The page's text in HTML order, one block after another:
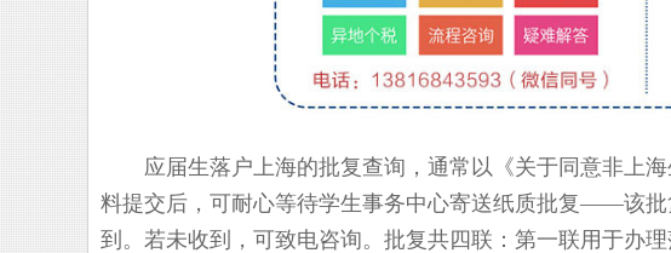
应届生落户上海的批复查询，通常以《关于同意非上海
料提交后，可耐心等待学生事务中心寄送纸质批复——该
到。若未收到，可致电咨询。批复共四联：第一联用于办